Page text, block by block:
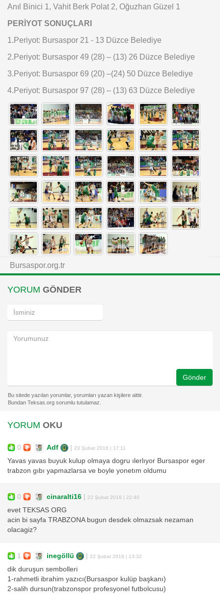
Anıl Binici 1, Vahit Berk Polat 2, Oğuzhan Güzel 1
PERİYOT SONUÇLARI
1.Periyot: Bursaspor 21 - 13 Düzce Belediye
2.Periyot: Bursaspor 49 (28) – (13) 26 Düzce Belediye
3.Periyot: Bursaspor 69 (20) –(24) 50 Düzce Belediye
4.Periyot: Bursaspor 97 (28) – (13) 63 Düzce Belediye
Bursaspor.org.tr
YORUM GÖNDER
Gönder
YORUM OKU
0 Adf | 23 Şubat 2016 | 17:11
Yavas yavas buyuk kulup olmaya dogru ılerlıyor Bursaspor eger
trabzon gıbı yapmazlarsa ve boyle yonetım oldumu
0 cinaralti16 | 22 Şubat 2016 | 22:40
evet TEKSAS ORG
acin bi sayfa TRABZONA bugun desdek olmazsak nezaman
olacagiz?
1 inegöllü | 22 Şubat 2016 | 13:32
dik duruşun sembolleri
1-rahmetli ibrahim yazıcı(Bursaspor kulüp başkanı)
2-salih dursun(trabzonspor profesyonel futbolcusu)